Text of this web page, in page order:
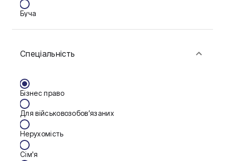
Буча
Васильків
Дніпро
Запоріжжя
Калуш
Кам'янське
Спеціальність
Бізнес право
Для військовозобов’язаних
Нерухомість
Сім'я